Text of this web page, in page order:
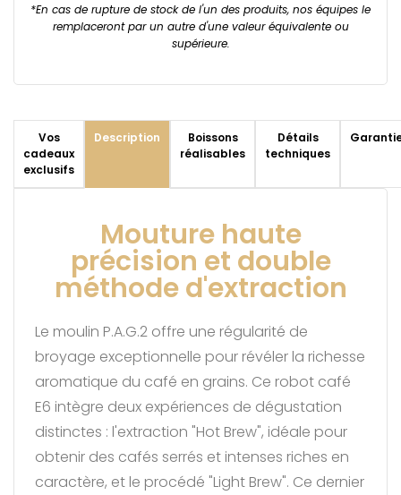
*En cas de rupture de stock de l'un des produits, nos équipes le
remplaceront par un autre d'une valeur équivalente ou
supérieure.
Vos
cadeaux
exclusifs
Description
Boissons
réalisables
Détails
techniques
Mouture haute
précision et double
méthode d'extraction
Le moulin P.A.G.2 offre une régularité de
broyage exceptionnelle pour révéler la richesse
aromatique du café en grains. Ce robot café
E6 intègre deux expériences de dégustation
distinctes : l'extraction "Hot Brew", idéale pour
obtenir des cafés serrés et intenses riches en
caractère, et le procédé "Light Brew". Ce dernier